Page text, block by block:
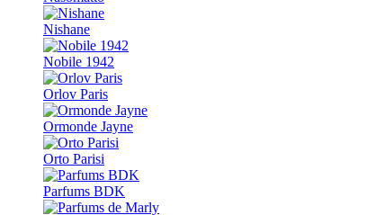
Nishane
Nobile 1942
Orlov Paris
Ormonde Jayne
Orto Parisi
Parfums BDK